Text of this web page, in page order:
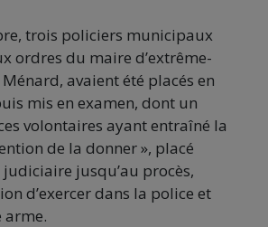
trois policiers municipaux
ordres du maire d’extrême-
avaient été placés en
mis en examen, dont un
volontaires ayant entraîné la
de la donner », placé
jusqu’au procès,
d’exercer dans la police et
arme.